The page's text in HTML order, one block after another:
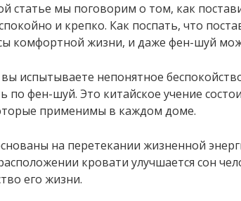
статье мы поговорим о том, как
и крепко. Как поспать, что
комфортной жизни, и даже фен-шуй
испытываете непонятное
по фен-шуй. Это китайское учение
применимы в каждом доме.
на перетекании жизненной
кровати улучшается сон
его жизни.